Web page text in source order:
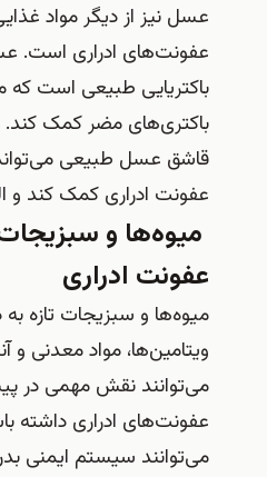
عسل نیز از دیگر مواد
عفونت‌های ادراری است.
باکتریایی طبیعی است که
باکتری‌های مضر کمک
قاشق عسل طبیعی می‌تواند
عفونت ادراری کمک کند و
میوه‌ها و
عفونت ادراری
میوه‌ها و سبزیجات تازه به
ویتامین‌ها، مواد معدنی و
می‌توانند نقش مهمی در
عفونت‌های ادراری داشته
می‌توانند سیستم ایمنی